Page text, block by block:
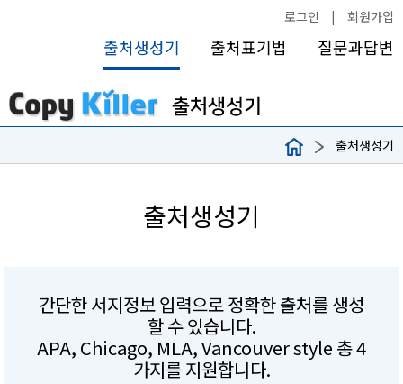
로그인 | 회원가입
출처생성기 출처표기법 질문과답변
출처생성기
출처생성기
간단한 서지정보 입력으로 정확한 출처를 생성
할 수 있습니다.
APA, Chicago, MLA, Vancouver style 총 4
가지를 지원합니다.